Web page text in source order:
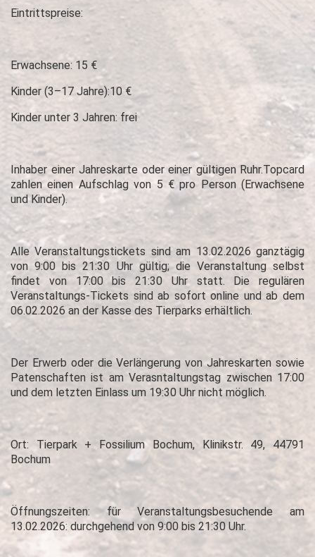
Eintrittspreise:
Erwachsene: 15 €
Kinder (3–17 Jahre):10 €
Kinder unter 3 Jahren: frei
Inhaber einer Jahreskarte oder einer gültigen Ruhr.Topcard
zahlen einen Aufschlag von 5 € pro Person (Erwachsene
und Kinder).
Alle Veranstaltungstickets sind am 13.02.2026 ganztägig
von 9:00 bis 21:30 Uhr gültig; die Veranstaltung selbst
findet von 17:00 bis 21:30 Uhr statt. Die regulären
Veranstaltungs-Tickets sind ab sofort online und ab dem
06.02.2026 an der Kasse des Tierparks erhältlich.
Der Erwerb oder die Verlängerung von Jahreskarten sowie
Patenschaften ist am Verasntaltungstag zwischen 17:00
und dem letzten Einlass um 19:30 Uhr nicht möglich.
Ort: Tierpark + Fossilium Bochum, Klinikstr. 49, 44791
Bochum
Öffnungszeiten: für Veranstaltungsbesuchende am
13.02.2026: durchgehend von 9:00 bis 21:30 Uhr.